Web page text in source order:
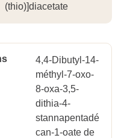
(thio)]diacetate
4,4-Dibutyl-14-
méthyl-7-oxo-
8-oxa-3,5-
dithia-4-
stannapentadé
can-1-oate de